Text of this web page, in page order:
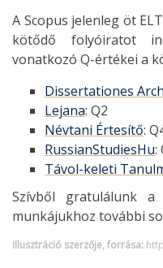
A Scopus jelenleg öt
kötődő folyóiratot
vonatkozó Q-értékei a
Dissertationes
Lejana: Q2
Névtani Értesítő:
RussianStudiesHu:
Távol-keleti
Szívből gratulálunk a
munkájukhoz további
Illusztráció szerzője, forrása: